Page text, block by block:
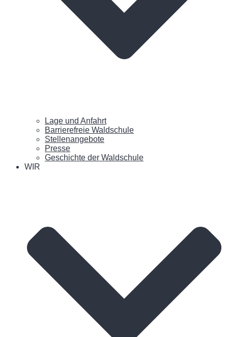
Lage und Anfahrt
Barrierefreie Waldschule
Stellenangebote
Presse
Geschichte der Waldschule
WIR